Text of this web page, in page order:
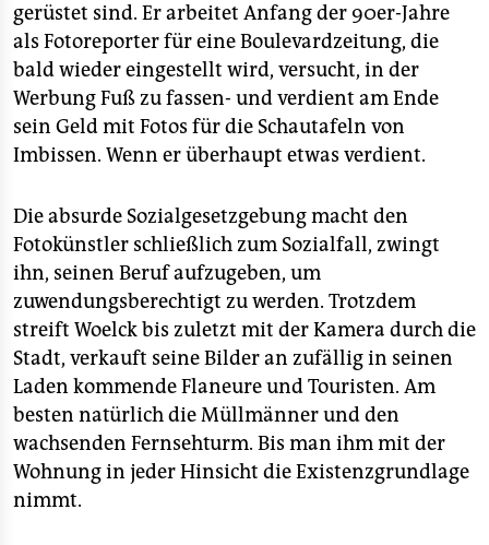
gerüstet sind. Er arbeitet Anfang der 90er-Jahre
als Fotoreporter für eine Boulevardzeitung, die
bald wieder eingestellt wird, versucht, in der
Werbung Fuß zu fassen- und verdient am Ende
sein Geld mit Fotos für die Schautafeln von
Imbissen. Wenn er überhaupt etwas verdient.
Die absurde Sozialgesetzgebung macht den
Fotokünstler schließlich zum Sozialfall, zwingt
ihn, seinen Beruf aufzugeben, um
zuwendungsberechtigt zu werden. Trotzdem
streift Woelck bis zuletzt mit der Kamera durch die
Stadt, verkauft seine Bilder an zufällig in seinen
Laden kommende Flaneure und Touristen. Am
besten natürlich die Müllmänner und den
wachsenden Fernsehturm. Bis man ihm mit der
Wohnung in jeder Hinsicht die Existenzgrundlage
nimmt.